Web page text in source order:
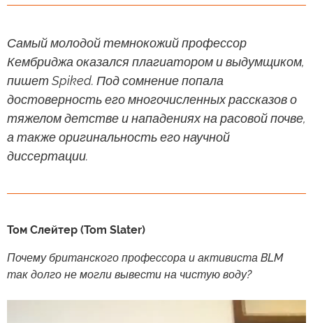
Самый молодой темнокожий профессор
Кембриджа оказался плагиатором и выдумщиком,
пишет Spiked. Под сомнение попала
достоверность его многочисленных рассказов о
тяжелом детстве и нападениях на расовой почве,
а также оригинальность его научной
диссертации.
Том Слейтер (Tom Slater)
Почему британского профессора и активиста BLM
так долго не могли вывести на чистую воду?